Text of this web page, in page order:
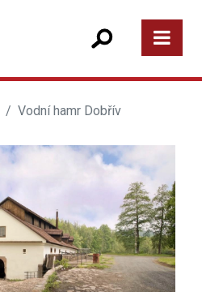
Vodní hamr Dobřív